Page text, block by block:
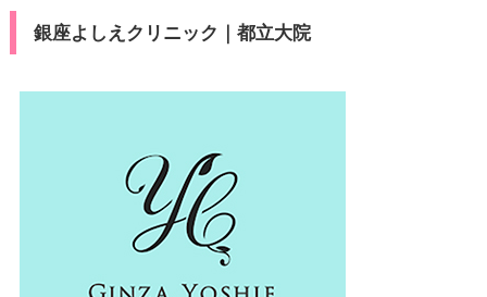
銀座よしえクリニック｜都立大院